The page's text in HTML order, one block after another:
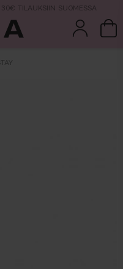
TILAUKSIIN SUOMESSA